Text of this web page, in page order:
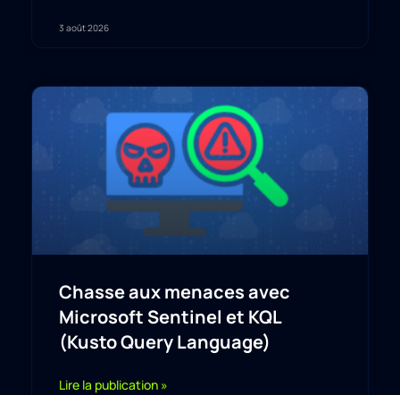
3 août 2026
Chasse aux menaces avec
Microsoft Sentinel et KQL
(Kusto Query Language)
Lire la publication »